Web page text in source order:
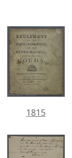
1815